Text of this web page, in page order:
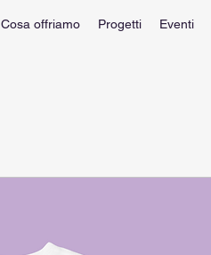
Cosa offriamo Progetti Eventi